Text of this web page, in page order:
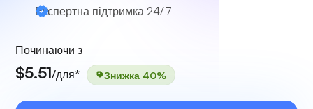
Експертна підтримка 24/7
Починаючи з
$5.51/для* Знижка 40%